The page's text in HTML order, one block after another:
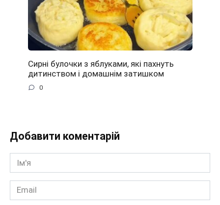
Сирні булочки з яблуками, які пахнуть
дитинством і домашнім затишком
0
Добавити коментарій
Ім'я
*
Email
*